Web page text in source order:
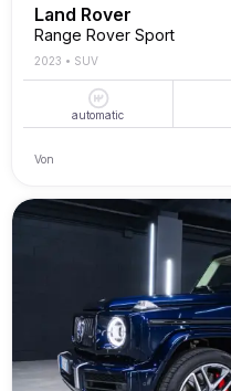
Land Rover
Range Rover Sport
2023 • SUV
automatic
Von